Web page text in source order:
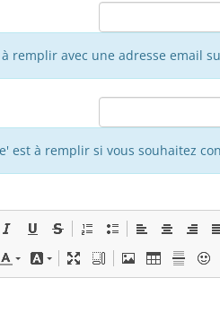
remplir avec une adresse email
est à remplir si vous souhaitez